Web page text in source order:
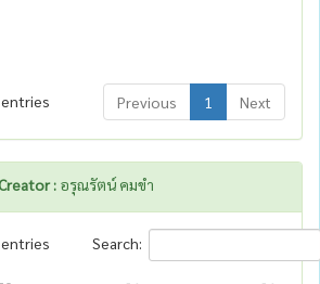
Previous 1 Next
: อรุณรัตน์ คมขำ
entries Search: